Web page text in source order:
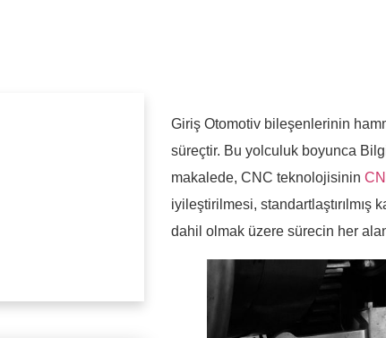
Giriş Otomotiv bileşenlerinin
süreçtir. Bu yolculuk boyunca
makalede, CNC teknolojisinin
iyileştirilmesi,
dahil olmak üzere sürecin her